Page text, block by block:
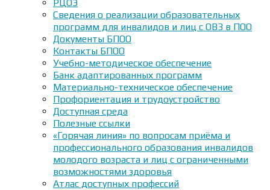
РЦОЭ
Сведения о реализации образовательных
программ для инвалидов и лиц с ОВЗ в ПОО
Документы БПОО
Контакты БПОО
Учебно-методическое обеспечение
Банк адаптированных программ
Материально-техническое обеспечение
Профориентация и трудоустройство
Доступная среда
Полезные ссылки
«Горячая линия» по вопросам приёма и
профессионального образования инвалидов
молодого возраста и лиц с ограниченными
возможностями здоровья
Атлас доступных профессий